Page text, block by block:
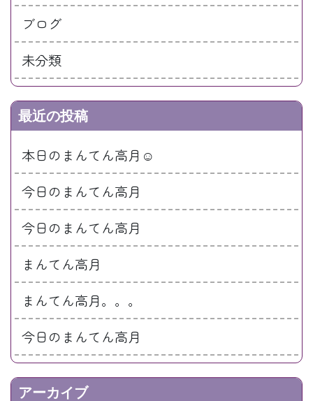
ブログ
未分類
最近の投稿
本日のまんてん高月☺
今日のまんてん高月
今日のまんてん高月
まんてん高月
まんてん高月。。。
今日のまんてん高月
アーカイブ